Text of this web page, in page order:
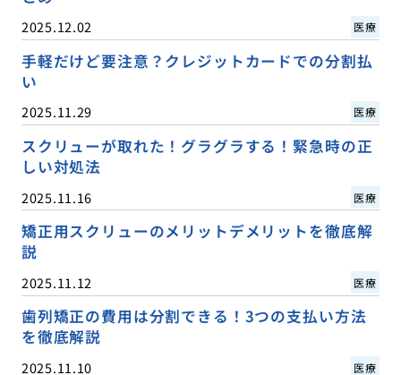
2025.12.02 医療
手軽だけど要注意？クレジットカードでの分割払
い
2025.11.29 医療
スクリューが取れた！グラグラする！緊急時の正
しい対処法
2025.11.16 医療
矯正用スクリューのメリットデメリットを徹底解
説
2025.11.12 医療
歯列矯正の費用は分割できる！3つの支払い方法
を徹底解説
2025.11.10 医療